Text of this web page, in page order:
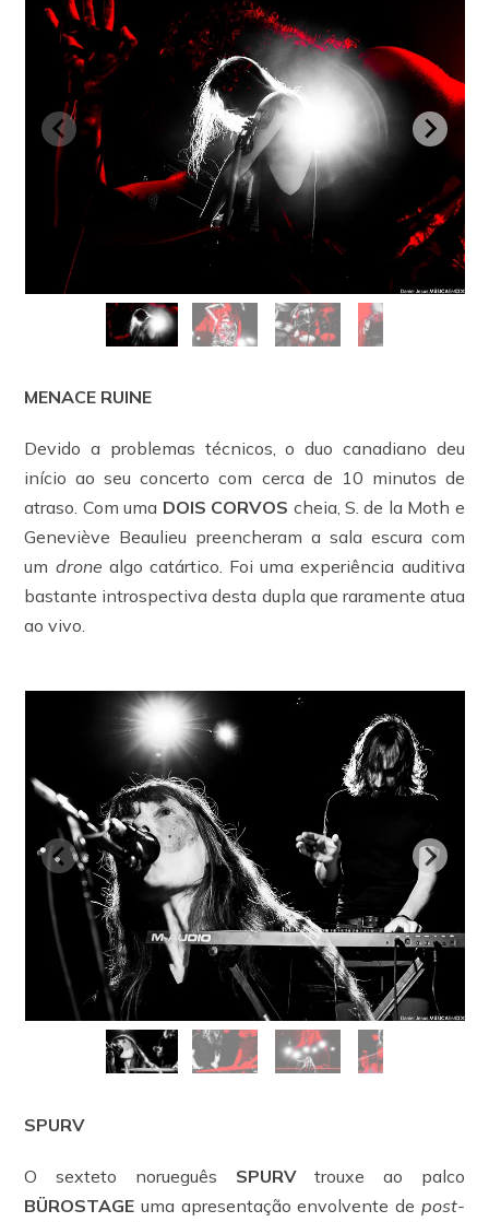
MENACE RUINE
Devido a problemas técnicos, o duo canadiano deu
início ao seu concerto com cerca de 10 minutos de
atraso. Com uma DOIS CORVOS cheia, S. de la Moth e
Geneviève Beaulieu preencheram a sala escura com
um drone algo catártico. Foi uma experiência auditiva
bastante introspectiva desta dupla que raramente atua
ao vivo.
SPURV
O sexteto norueguês SPURVtrouxe ao palco
BÜROSTAGE uma apresentação envolvente de post-